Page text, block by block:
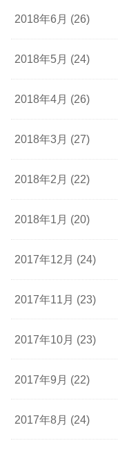
2018年6月 (26)
2018年5月 (24)
2018年4月 (26)
2018年3月 (27)
2018年2月 (22)
2018年1月 (20)
2017年12月 (24)
2017年11月 (23)
2017年10月 (23)
2017年9月 (22)
2017年8月 (24)